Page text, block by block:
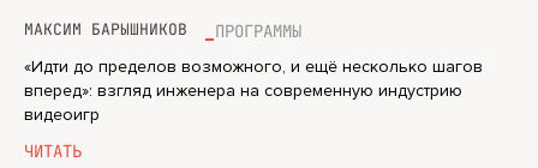
МАКСИМ БАРЫШНИКОВ ПРОГРАММЫ
«Идти до пределов возможного, и ещё несколько шагов
вперед»: взгляд инженера на современную индустрию
видеоигр
ЧИТАТЬ